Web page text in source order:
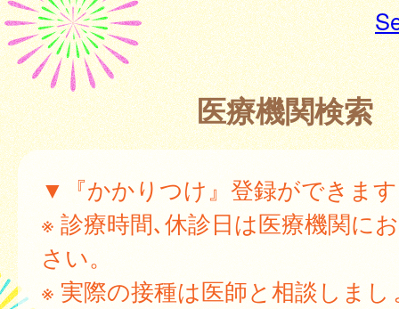
医療機関検索
▼『かかりつけ』登録ができま
※ 診療時間､休診日は医療機関に
さい。
※ 実際の接種は医師と相談しまし